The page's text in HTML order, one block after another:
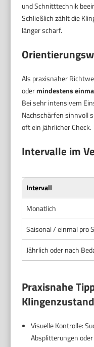
und Schnitttechnik
Schließlich zählt die
länger scharf.
Als praxisnaher
odermindestens
Bei sehr intensivem
Nachschärfen sinnvoll
oft ein jährlicher Check.
Intervalle im
Intervall
Monatlich
Saisonal / einmal pro
Jährlich oder nach
Praxisnahe
Visuelle Kontrolle:
Absplitterungen